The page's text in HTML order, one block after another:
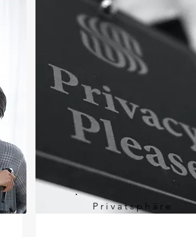
Privatsphäre